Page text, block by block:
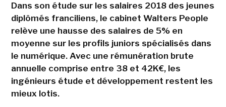
Dans son étude sur les salaires 2018 des jeunes
diplômés franciliens, le cabinet Walters People
relève une hausse des salaires de 5% en
moyenne sur les profils juniors spécialisés dans
le numérique. Avec une rémunération brute
annuelle comprise entre 38 et 42K€, les
ingénieurs étude et développement restent les
mieux lotis.